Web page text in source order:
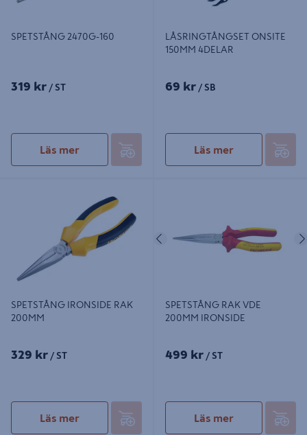
SPETSTÅNG 2470G-160
319 kr / ST
Läs mer
LÅSRINGTÅNGSET ONSITE
150MM 4DELAR
69 kr / SB
Läs mer
SPETSTÅNG IRONSIDE RAK
200MM
329 kr / ST
Läs mer
Föregående
SPETSTÅNG RAK VDE
200MM IRONSIDE
499 kr / ST
Läs mer